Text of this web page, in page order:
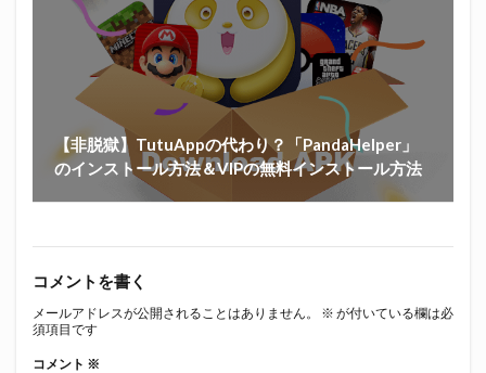
【非脱獄】TutuAppの代わり？「PandaHelper」
のインストール方法＆VIPの無料インストール方法
コメントを書く
メールアドレスが公開されることはありません。 ※ が付いている欄は必
須項目です
コメント ※